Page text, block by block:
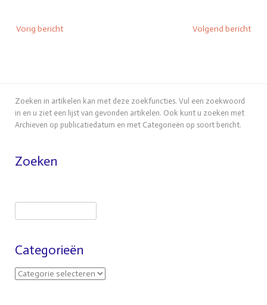
Vorig bericht Volgend bericht
Zoeken in artikelen kan met deze zoekfuncties. Vul een zoekwoord
in en u ziet een lijst van gevonden artikelen. Ook kunt u zoeken met
Archieven op publicatiedatum en met Categorieën op soort bericht.
Zoeken
Categorieën